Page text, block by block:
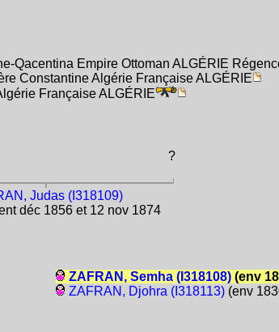
Qacentina Empire Ottoman ALGÉRIE
Constantine Algérie Française ALGÉRIE
Française ALGÉRIE
?
Judas (I318109)
déc 1856 et 12 nov 1874
ZAFRAN, Semha (I318108) (env
ZAFRAN, Djohra (I318113) (env